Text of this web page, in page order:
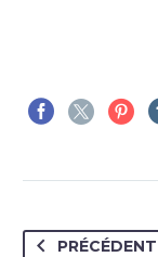
PRÉCÉDENT